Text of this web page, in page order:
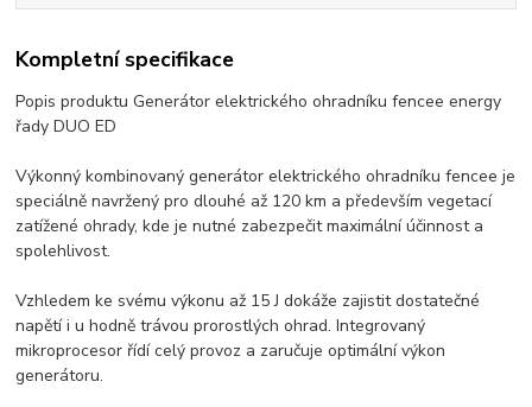
Kompletní specifikace
Popis produktu Generátor elektrického ohradníku fencee energy
řady DUO ED
Výkonný kombinovaný generátor elektrického ohradníku fencee je
speciálně navržený pro dlouhé až 120 km a především vegetací
zatížené ohrady, kde je nutné zabezpečit maximální účinnost a
spolehlivost.
Vzhledem ke svému výkonu až 15 J dokáže zajistit dostatečné
napětí i u hodně trávou prorostlých ohrad. Integrovaný
mikroprocesor řídí celý provoz a zaručuje optimální výkon
generátoru.